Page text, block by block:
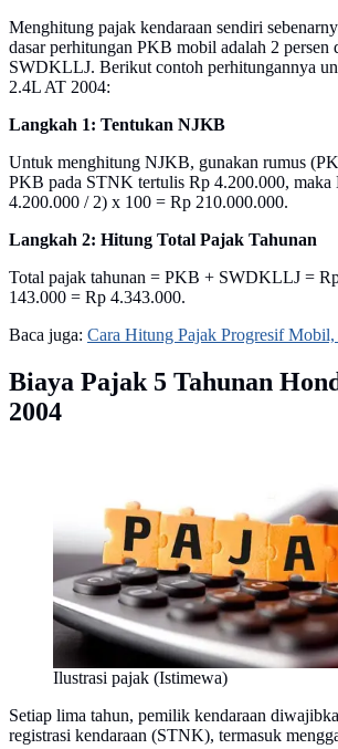
Menghitung pajak kendaraan sendiri
dasar perhitungan PKB mobil adalah 2
SWDKLLJ. Berikut contoh perhitungannya
2.4L AT 2004:
Langkah 1: Tentukan NJKB
Untuk menghitung NJKB, gunakan rumus
PKB pada STNK tertulis Rp 4.200.000,
4.200.000 / 2) x 100 = Rp 210.000.000.
Langkah 2: Hitung Total Pajak Tahunan
Total pajak tahunan = PKB + SWDKLLJ =
143.000 = Rp 4.343.000.
Baca juga: Cara Hitung Pajak Progresif
Biaya Pajak 5 Tahunan
2004
Ilustrasi pajak (Istimewa)
Setiap lima tahun, pemilik kendaraan
registrasi kendaraan (STNK), termasuk